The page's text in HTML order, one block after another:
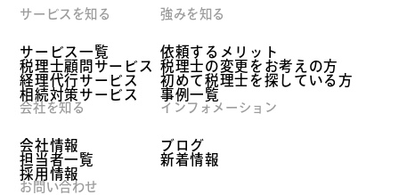
サービスを知る
サービス一覧
税理士顧問サービス
経理代行サービス
相続対策サービス
強みを知る
依頼するメリット
税理士の変更をお考えの方
初めて税理士を探している方
事例一覧
会社を知る
会社情報
担当者一覧
採用情報
インフォメーション
ブログ
新着情報
お問い合わせ